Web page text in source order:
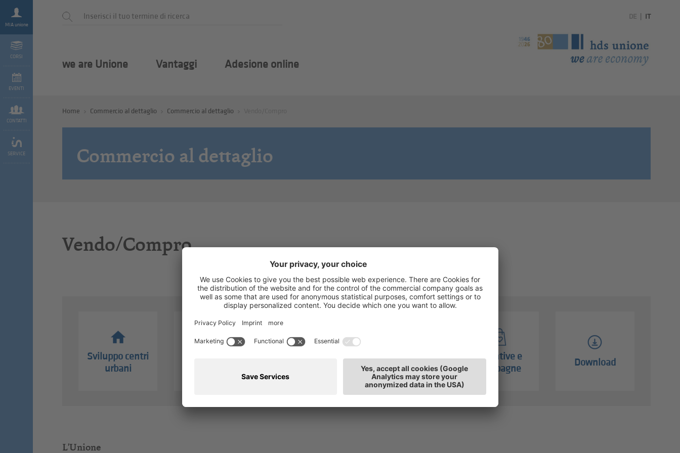
MIA unione
CORSI
EVENTI
CONTATTI
SERVICE
DE IT
we are Unione Vantaggi Adesione online
Home Commercio al dettaglio Commercio al dettaglio
Commercio al dettaglio
Vendo/Compro
Sviluppo centri
urbani
Media
Iniziative e
campagne
Download
L'Unione